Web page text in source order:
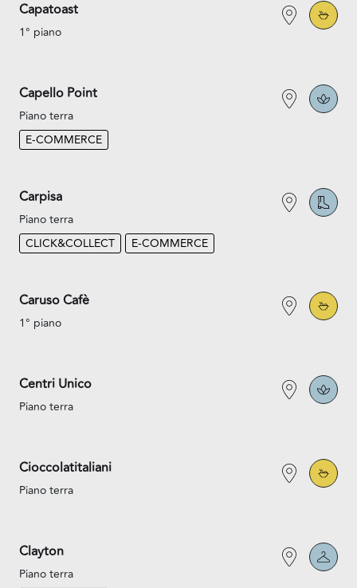
Capatoast
1° piano
Capello Point
Piano terra
E-COMMERCE
Carpisa
Piano terra
CLICK&COLLECT
E-COMMERCE
Caruso Cafè
1° piano
Centri Unico
Piano terra
Cioccolatitaliani
Piano terra
Clayton
Piano terra